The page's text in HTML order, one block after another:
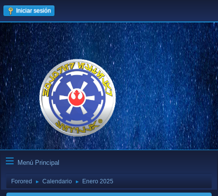
Iniciar sesión
Menú Principal
Forored ► Calendario ► Enero 2025